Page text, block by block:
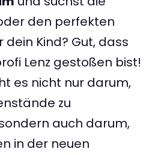
den perfekten
Kind? Gut, dass
Lenz gestoßen bist!
es nicht nur darum,
zu
auch darum,
in der neuen